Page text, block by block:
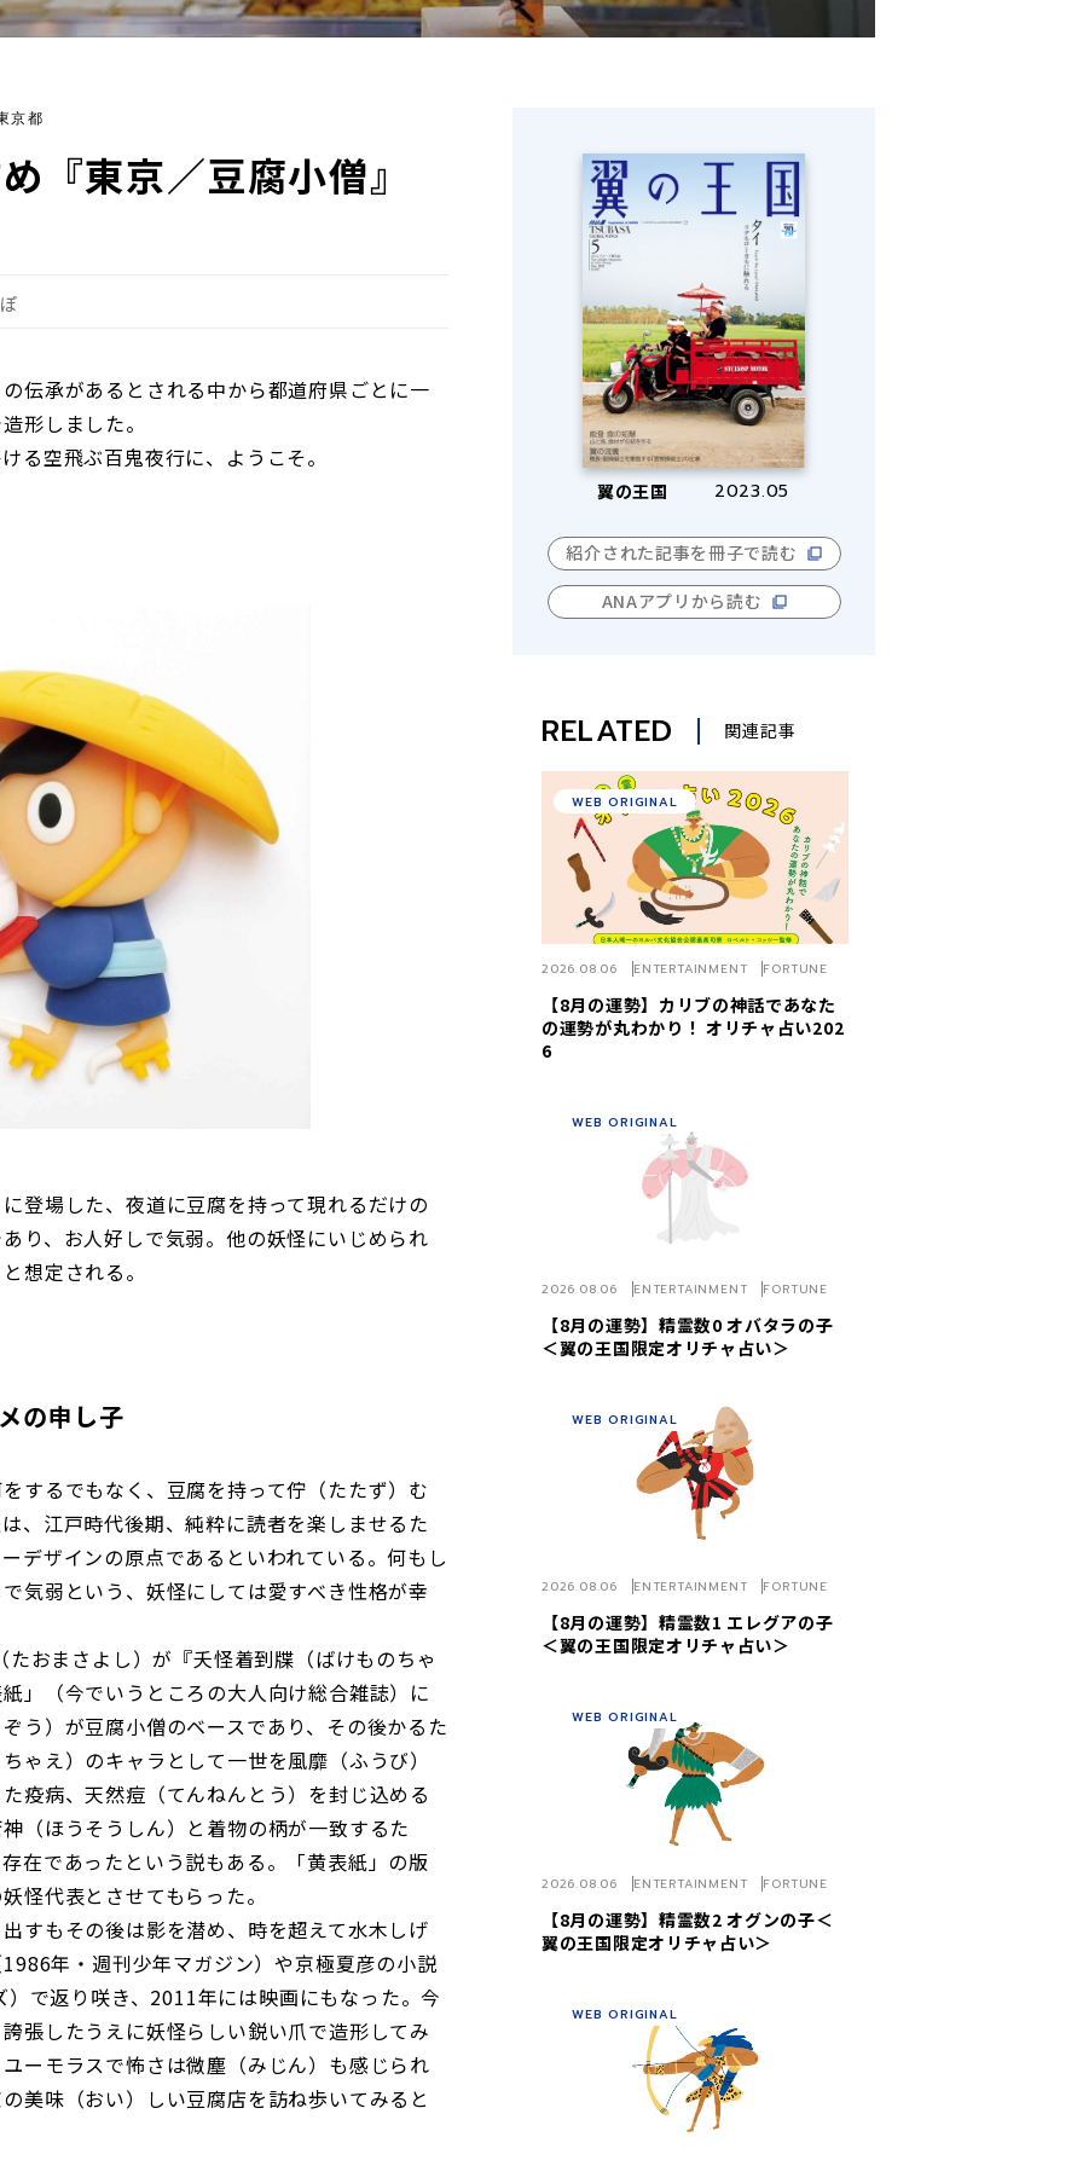
『東京／豆腐小僧』
京都
伝承があるとされる中から都道府県ごとに一
形しました。
る空飛ぶ百鬼夜行に、ようこそ。
登場した、夜道に豆腐を持って現れるだけの
り、お人好しで気弱。他の妖怪にいじめられ
想定される。
の申し子
するでもなく、豆腐を持って佇（たたず）む
、江戸時代後期、純粋に読者を楽しませるた
デザインの原点であるといわれている。何もし
気弱という、妖怪にしては愛すべき性格が幸
おまさよし）が『夭怪着到牒（ばけものちゃ
」（今でいうところの大人向け総合雑誌）に
う）が豆腐小僧のベースであり、その後かるた
ゃえ）のキャラとして一世を風靡（ふうび）
疫病、天然痘（てんねんとう）を封じ込める
（ほうそうしん）と着物の柄が一致するた
在であったという説もある。「黄表紙」の版
怪代表とさせてもらった。
すもその後は影を潜め、時を超えて水木しげ
年・週刊少年マガジン）や京極夏彦の小説
で返り咲き、2011年には映画にもなった。今
張したうえに妖怪らしい鋭い爪で造形してみ
ーモラスで怖さは微塵（みじん）も感じられ
美味（おい）しい豆腐店を訪ね歩いてみると
翼の王国 2023.05
紹介された記事を冊子で読む
ANAアプリから読む
RELATED 関連記事
【8月の運勢】カリブの神話であなた
の運勢が丸わかり！ オリチャ占い202
6
2026.08.06 ENTERTAINMENT FORTUNE
WEB ORIGINAL
【8月の運勢】精霊数0 オバタラの子
＜翼の王国限定オリチャ占い＞
2026.08.06 ENTERTAINMENT FORTUNE
WEB ORIGINAL
【8月の運勢】精霊数1 エレグアの子
＜翼の王国限定オリチャ占い＞
2026.08.06 ENTERTAINMENT FORTUNE
WEB ORIGINAL
【8月の運勢】精霊数2 オグンの子＜
翼の王国限定オリチャ占い＞
2026.08.06 ENTERTAINMENT FORTUNE
WEB ORIGINAL
WEB ORIGINAL